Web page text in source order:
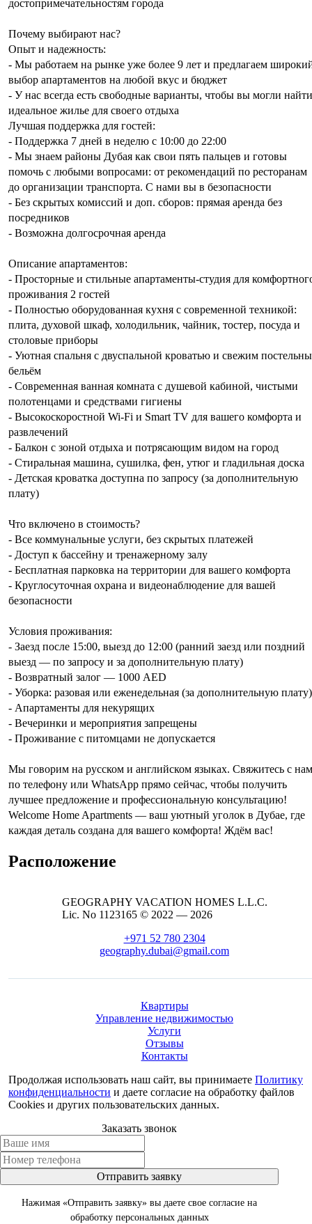
достопримечательностям города
Почему выбирают нас?
Опыт и надежность:
- Мы работаем на рынке уже более 9 лет и предлагаем
выбор апартаментов на любой вкус и бюджет
- У нас всегда есть свободные варианты, чтобы вы могли найти
идеальное жилье для своего отдыха
Лучшая поддержка для гостей:
- Поддержка 7 дней в неделю с 10:00 до 22:00
- Мы знаем районы Дубая как свои пять пальцев и готовы
помочь с любыми вопросами: от рекомендаций по ресторанам
до организации транспорта. С нами вы в безопасности
- Без скрытых комиссий и доп. сборов: прямая аренда без
посредников
- Возможна долгосрочная аренда
Описание апартаментов:
- Просторные и стильные апартаменты-студия для
проживания 2 гостей
- Полностью оборудованная кухня с современной техникой:
плита, духовой шкаф, холодильник, чайник, тостер, посуда и
столовые приборы
- Уютная спальня с двуспальной кроватью и свежим
бельём
- Современная ванная комната с душевой кабиной, чистыми
полотенцами и средствами гигиены
- Высокоскоростной Wi-Fi и Smart TV для вашего комфорта и
развлечений
- Балкон с зоной отдыха и потрясающим видом на город
- Стиральная машина, сушилка, фен, утюг и гладильная доска
- Детская кроватка доступна по запросу (за дополнительную
плату)
Что включено в стоимость?
- Все коммунальные услуги, без скрытых платежей
- Доступ к бассейну и тренажерному залу
- Бесплатная парковка на территории для вашего комфорта
- Круглосуточная охрана и видеонаблюдение для вашей
безопасности
Условия проживания:
- Заезд после 15:00, выезд до 12:00 (ранний заезд или поздний
выезд — по запросу и за дополнительную плату)
- Возвратный залог — 1000 AED
- Уборка: разовая или еженедельная (за дополнительную плату)
- Апартаменты для некурящих
- Вечеринки и мероприятия запрещены
- Проживание с питомцами не допускается
Мы говорим на русском и английском языках. Свяжитесь с
по телефону или WhatsApp прямо сейчас, чтобы получить
лучшее предложение и профессиональную консультацию!
Welcome Home Apartments — ваш уютный уголок в Дубае, где
каждая деталь создана для вашего комфорта! Ждём вас!
Расположение
GEOGRAPHY VACATION HOMES L.L.C.
Lic. No 1123165 © 2022 — 2026
+971 52 780 2304
geography.dubai@gmail.com
Квартиры
Управление недвижимостью
Услуги
Отзывы
Контакты
Продолжая использовать наш сайт, вы принимаете Политику
конфиденциальности и даете согласие на обработку файлов
Cookies и других пользовательских данных.
Заказать звонок
Отправить заявку
Нажимая «Отправить заявку» вы даете свое согласие на
обработку персональных данных